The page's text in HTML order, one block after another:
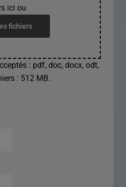
ici ou
fichiers
: pdf, doc, docx, odt,
: 512 MB.